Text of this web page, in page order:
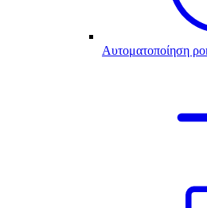
Αυτοματοποίηση